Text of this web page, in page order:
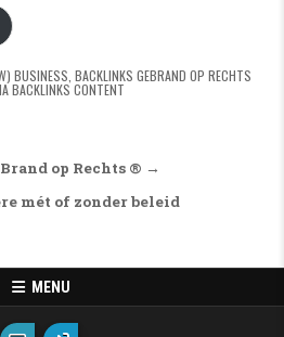
BUSINESS BACKLINKS GEBRAND OP RECHTS
BACKLINKS CONTENT
op Rechts ® →
mét of zonder beleid
MENU